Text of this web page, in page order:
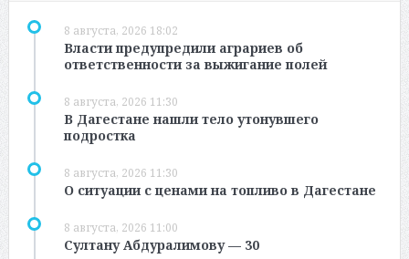
8 августа, 2026 18:02
Власти предупредили аграриев об
ответственности за выжигание полей
8 августа, 2026 11:30
В Дагестане нашли тело утонувшего
подростка
8 августа, 2026 11:30
О ситуации с ценами на топливо в Дагестане
8 августа, 2026 11:00
Султану Абдуралимову — 30